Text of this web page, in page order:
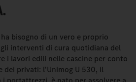
bisogno di un vero e proprio
interventi di cura quotidiana del
i lavori edili nelle cascine per conto
dei privati: l'Unimog U 530, il